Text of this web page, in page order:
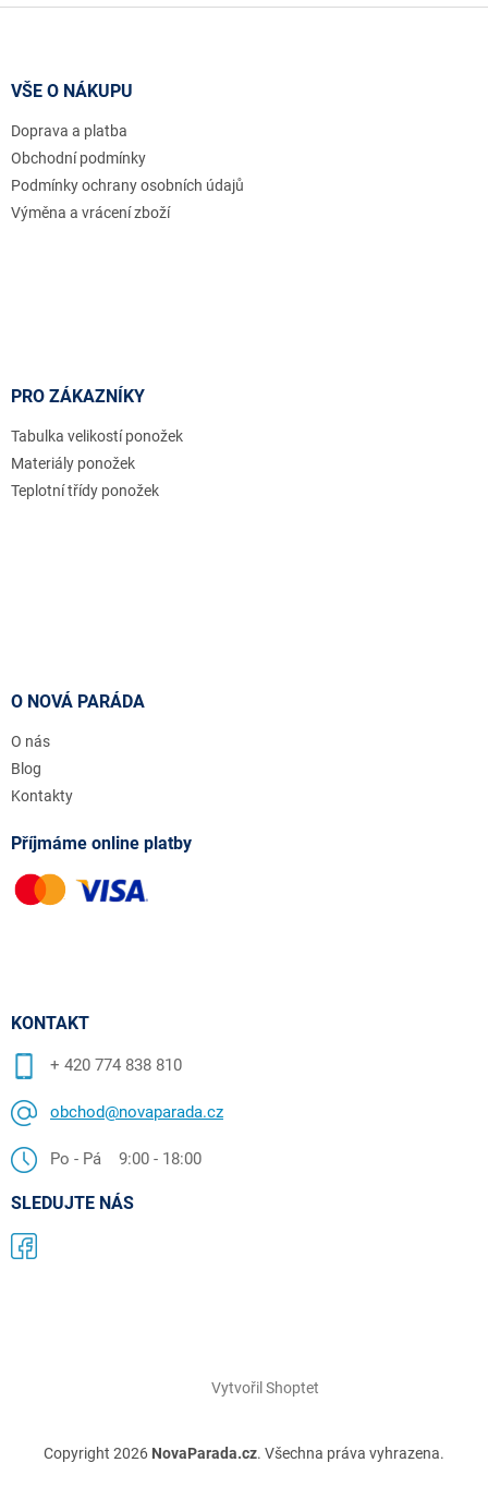
VŠE O NÁKUPU
Doprava a platba
Obchodní podmínky
Podmínky ochrany osobních údajů
Výměna a vrácení zboží
PRO ZÁKAZNÍKY
Tabulka velikostí ponožek
Materiály ponožek
Teplotní třídy ponožek
O NOVÁ PARÁDA
O nás
Blog
Kontakty
Příjmáme online platby
KONTAKT
+ 420 774 838 810
obchod@novaparada.cz
Po - Pá 9:00 - 18:00
SLEDUJTE NÁS
Vytvořil Shoptet
Copyright 2026 NovaParada.cz. Všechna práva vyhrazena.